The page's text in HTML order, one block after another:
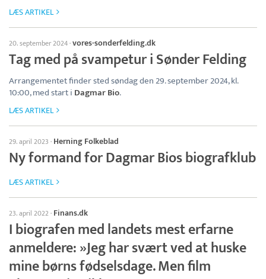
LÆS ARTIKEL
20. september 2024·vores-sonderfelding.dk
Tag med på svampetur i Sønder Felding
Arrangementet finder sted søndag den 29. september 2024, kl.
10:00, med start i Dagmar Bio.
LÆS ARTIKEL
29. april 2023 · Herning Folkeblad
Ny formand for Dagmar Bios biografklub
LÆS ARTIKEL
23. april 2022· Finans.dk
I biografen med landets mest erfarne
anmeldere: »Jeg har svært ved at huske
mine børns fødselsdage. Men film